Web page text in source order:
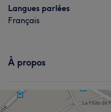
Langues parlées
Français
À propos